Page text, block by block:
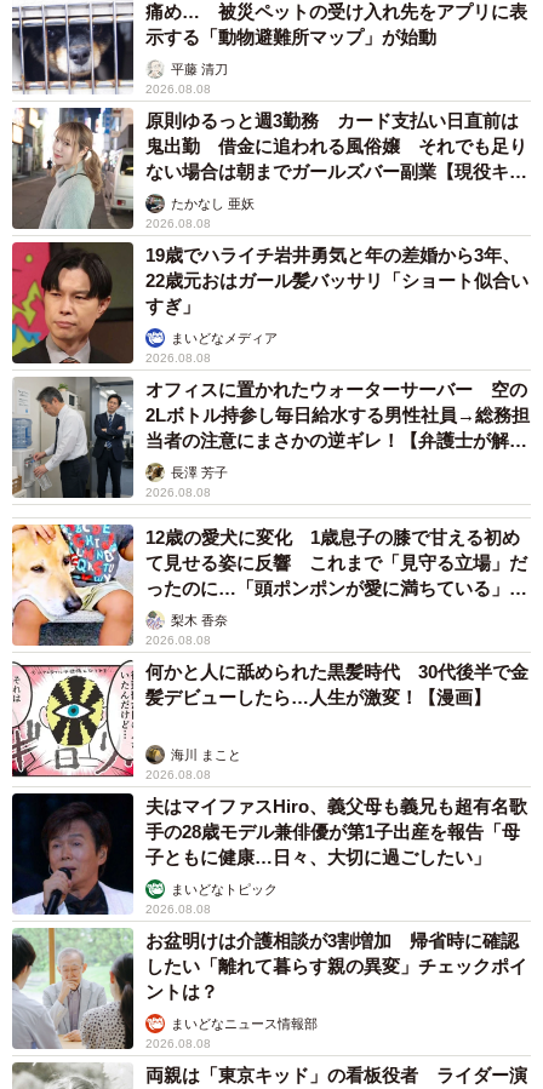
痛め… 被災ペットの受け入れ先をアプリに表
示する「動物避難所マップ」が始動
平藤 清刀
2026.08.08
原則ゆるっと週3勤務 カード支払い日直前は
鬼出勤 借金に追われる風俗嬢 それでも足り
ない場合は朝までガールズバー副業【現役キャ
ストに取材】
たかなし 亜妖
2026.08.08
19歳でハライチ岩井勇気と年の差婚から3年、
22歳元おはガール髪バッサリ「ショート似合い
すぎ」
まいどなメディア
2026.08.08
オフィスに置かれたウォーターサーバー 空の
2Lボトル持参し毎日給水する男性社員→総務担
当者の注意にまさかの逆ギレ！【弁護士が解
説】長澤 芳子
2026.08.08
12歳の愛犬に変化 1歳息子の膝で甘える初め
て見せる姿に反響 これまで「見守る立場」だ
ったのに…「頭ポンポンが愛に満ちている」
「尊…」
梨木 香奈
2026.08.08
何かと人に舐められた黒髪時代 30代後半で金
髪デビューしたら…人生が激変！【漫画】
海川 まこと
2026.08.08
夫はマイファスHiro、義父母も義兄も超有名歌
手の28歳モデル兼俳優が第1子出産を報告「母
子ともに健康…日々、大切に過ごしたい」
まいどなトピック
2026.08.08
お盆明けは介護相談が3割増加 帰省時に確認
したい「離れて暮らす親の異変」チェックポイ
ントは？
まいどなニュース情報部
2026.08.08
両親は「東京キッド」の看板役者 ライダー演